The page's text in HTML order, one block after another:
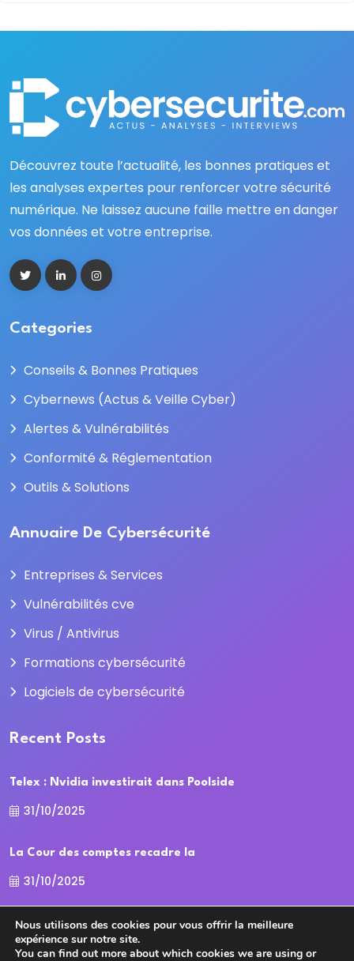
Découvrez toute l’actualité, les bonnes pratiques et
les analyses expertes pour renforcer votre sécurité
numérique. Ne laissez aucune faille mettre en danger
vos données et votre entreprise.
Categories
Conseils & Bonnes Pratiques
Cybernews (Actus & Veille Cyber)
Alertes & Vulnérabilités
Conformité & Réglementation
Outils & Solutions
Annuaire De Cybersécurité
Entreprises & Services
Vulnérabilités cve
Virus / Antivirus
Formations cybersécurité
Logiciels de cybersécurité
Recent Posts
Telex : Nvidia investirait dans Poolside
31/10/2025
La Cour des comptes recadre la
31/10/2025
Nous utilisons des cookies pour vous offrir la meilleure
expérience sur notre site.
You can find out more about which cookies we are using or